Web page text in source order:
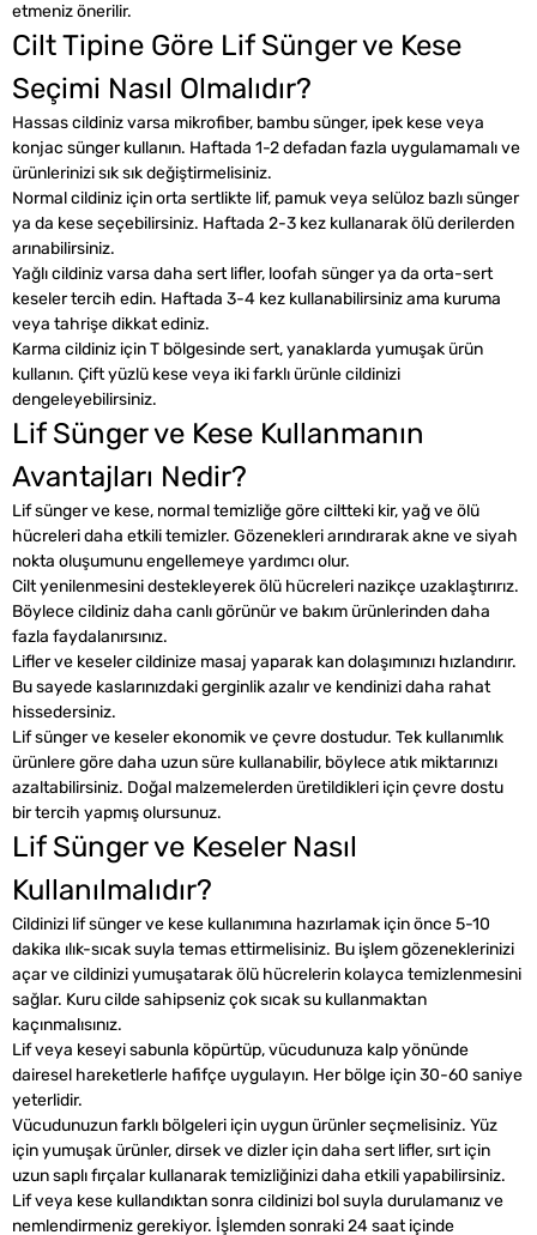
etmeniz önerilir.
Cilt Tipine Göre Lif Sünger ve Kese
Seçimi Nasıl Olmalıdır?
Hassas cildiniz varsa mikrofiber, bambu sünger, ipek kese veya
konjac sünger kullanın. Haftada 1-2 defadan fazla uygulamamalı ve
ürünlerinizi sık sık değiştirmelisiniz.
Normal cildiniz için orta sertlikte lif, pamuk veya selüloz bazlı sünger
ya da kese seçebilirsiniz. Haftada 2-3 kez kullanarak ölü derilerden
arınabilirsiniz.
Yağlı cildiniz varsa daha sert lifler, loofah sünger ya da orta-sert
keseler tercih edin. Haftada 3-4 kez kullanabilirsiniz ama kuruma
veya tahrişe dikkat ediniz.
Karma cildiniz için T bölgesinde sert, yanaklarda yumuşak ürün
kullanın. Çift yüzlü kese veya iki farklı ürünle cildinizi
dengeleyebilirsiniz.
Lif Sünger ve Kese Kullanmanın
Avantajları Nedir?
Lif sünger ve kese, normal temizliğe göre ciltteki kir, yağ ve ölü
hücreleri daha etkili temizler. Gözenekleri arındırarak akne ve siyah
nokta oluşumunu engellemeye yardımcı olur.
Cilt yenilenmesini destekleyerek ölü hücreleri nazikçe uzaklaştırırız.
Böylece cildiniz daha canlı görünür ve bakım ürünlerinden daha
fazla faydalanırsınız.
Lifler ve keseler cildinize masaj yaparak kan dolaşımınızı hızlandırır.
Bu sayede kaslarınızdaki gerginlik azalır ve kendinizi daha rahat
hissedersiniz.
Lif sünger ve keseler ekonomik ve çevre dostudur. Tek kullanımlık
ürünlere göre daha uzun süre kullanabilir, böylece atık miktarınızı
azaltabilirsiniz. Doğal malzemelerden üretildikleri için çevre dostu
bir tercih yapmış olursunuz.
Lif Sünger ve Keseler Nasıl
Kullanılmalıdır?
Cildinizi lif sünger ve kese kullanımına hazırlamak için önce 5-10
dakika ılık-sıcak suyla temas ettirmelisiniz. Bu işlem gözeneklerinizi
açar ve cildinizi yumuşatarak ölü hücrelerin kolayca temizlenmesini
sağlar. Kuru cilde sahipseniz çok sıcak su kullanmaktan
kaçınmalısınız.
Lif veya keseyi sabunla köpürtüp, vücudunuza kalp yönünde
dairesel hareketlerle hafifçe uygulayın. Her bölge için 30-60 saniye
yeterlidir.
Vücudunuzun farklı bölgeleri için uygun ürünler seçmelisiniz. Yüz
için yumuşak ürünler, dirsek ve dizler için daha sert lifler, sırt için
uzun saplı fırçalar kullanarak temizliğinizi daha etkili yapabilirsiniz.
Lif veya kese kullandıktan sonra cildinizi bol suyla durulamanız ve
nemlendirmeniz gerekiyor. İşlemden sonraki 24 saat içinde